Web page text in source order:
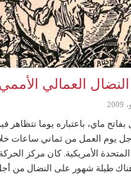
العمالي الأممي
ماي، باعتباره يوما تتظاهر
يوم العمل من ثماني ساعات
المتحدة الأمريكية. كان مركز
طيلة شهور على النضال من